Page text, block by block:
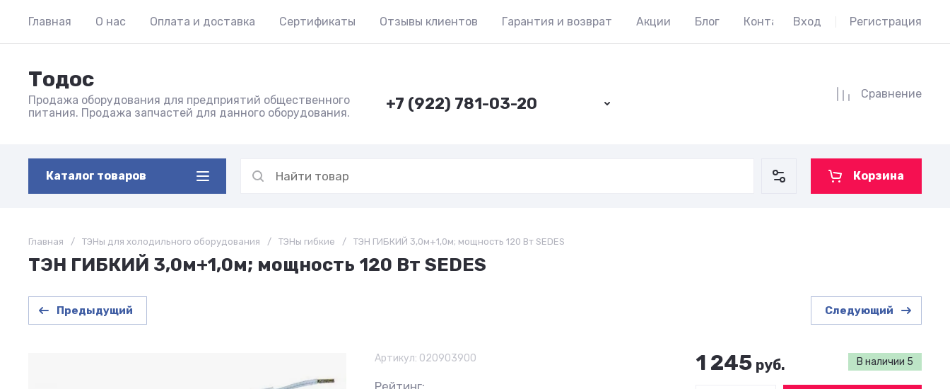
Главная О нас Оплата и доставка Сертификаты Отзывы клиентов Гарантия и возврат Акции Блог КонтактыВход Регистрация
Тодос
Продажа оборудования для предприятий общественного
питания. Продажа запчастей для данного оборудования.
+7 (922) 781-03-20
Сравнение
Каталог товаров Корзина
Главная / ТЭНы для холодильного оборудования / ТЭНы гибкие / ТЭН ГИБКИЙ 3,0м+1,0м; мощность 120 Вт SEDES
ТЭН ГИБКИЙ 3,0м+1,0м; мощность 120 Вт SEDES
Предыдущий Следующий
Артикул: 020903900
Рейтинг:
В наличии 5
1 245 руб.